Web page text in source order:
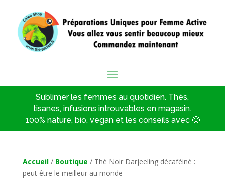
Sublimer les femmes au quotidien. Thés,
tisanes, infusions introuvables en magasin.
100% nature, bio, vegan et les conseils avec 🙂
Accueil/ Boutique / Thé Noir Darjeeling décaféiné :
peut être le meilleur au monde